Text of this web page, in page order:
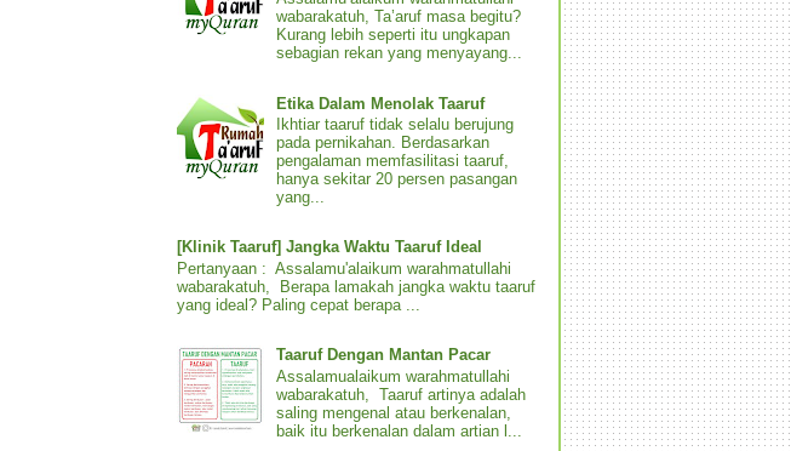
wabarakatuh, Ta’aruf masa begitu?
Kurang lebih seperti itu ungkapan
sebagian rekan yang menyayang...
Etika Dalam Menolak Taaruf
Ikhtiar taaruf tidak selalu berujung
pada pernikahan. Berdasarkan
pengalaman memfasilitasi taaruf,
hanya sekitar 20 persen pasangan
yang...
[Klinik Taaruf] Jangka Waktu Taaruf Ideal
Pertanyaan : Assalamu'alaikum warahmatullahi
wabarakatuh, Berapa lamakah jangka waktu taaruf
yang ideal? Paling cepat berapa ...
Taaruf Dengan Mantan Pacar
Assalamualaikum warahmatullahi
wabarakatuh, Taaruf artinya adalah
saling mengenal atau berkenalan,
baik itu berkenalan dalam artian l...